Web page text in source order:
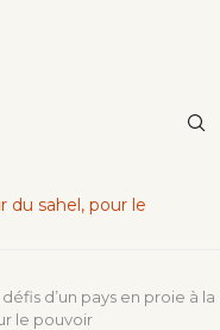
sahel, pour le
d’un pays en proie à la
le pouvoir